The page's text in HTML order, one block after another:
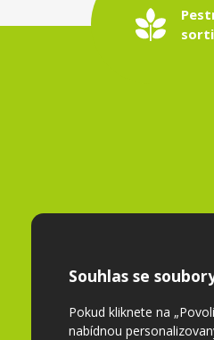
Souhlas se
Pokud kliknete na
nabídnou